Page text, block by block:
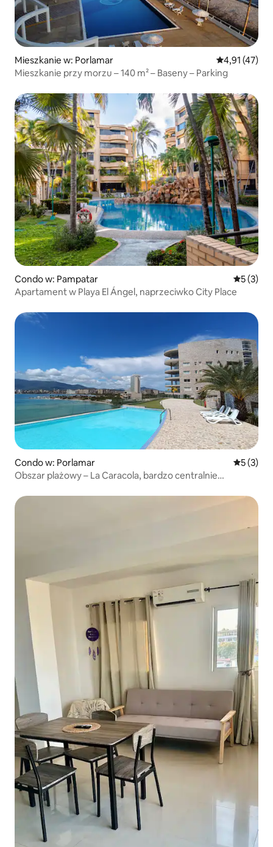
Mieszkanie w: Porlamar Średnia
4,91 (47)
Mieszkanie przy morzu – 140 m² – Baseny – Parking
Condo w: Pampatar Średnia
5 (3)
Apartament w Playa El Ángel, naprzeciwko City Place
Condo w: Porlamar Średnia
5 (3)
Obszar plażowy – La Caracola, bardzo centralnie